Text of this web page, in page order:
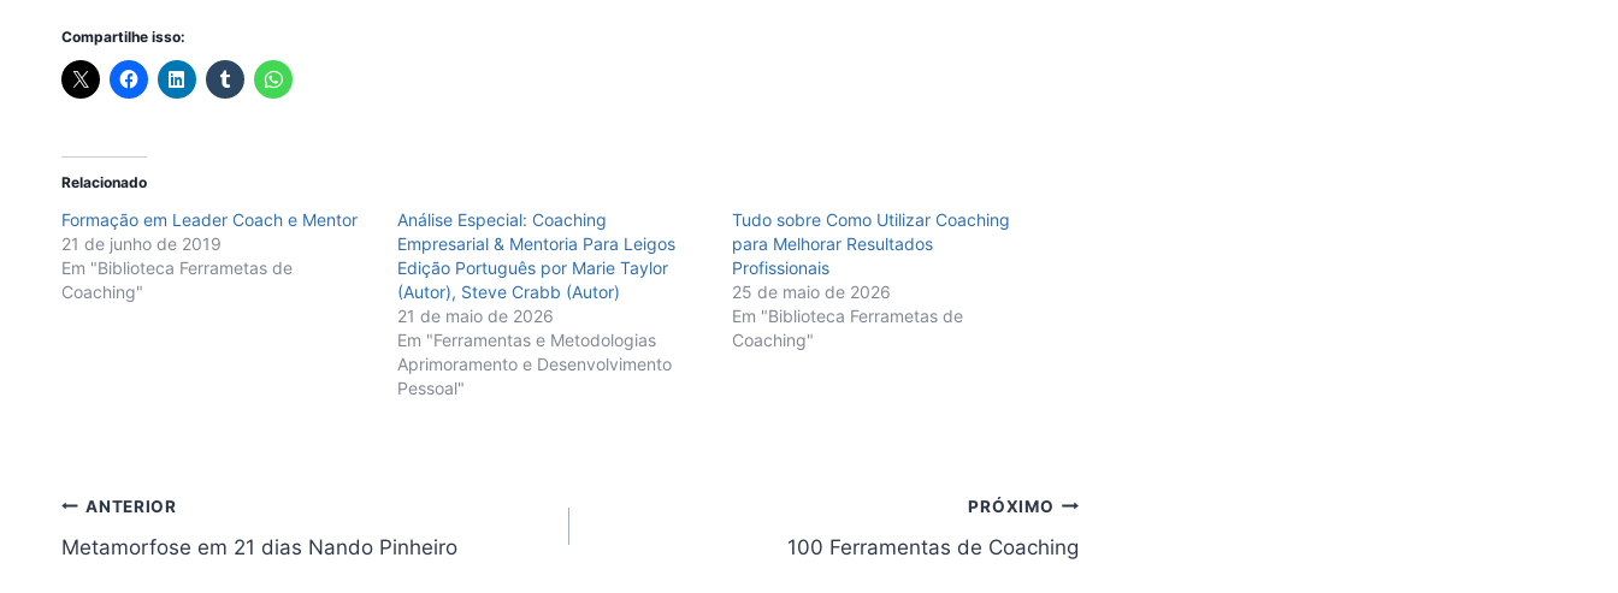
Compartilhe isso:
Relacionado
Formação em Leader Coach e Mentor
21 de junho de 2019
Em "Biblioteca Ferrametas de
Coaching"
Análise Especial: Coaching
Empresarial & Mentoria Para Leigos
Edição Português por Marie Taylor
(Autor), Steve Crabb (Autor)
21 de maio de 2026
Em "Ferramentas e Metodologias
Aprimoramento e Desenvolvimento
Pessoal"
Tudo sobre Como Utilizar Coaching
para Melhorar Resultados
Profissionais
25 de maio de 2026
Em "Biblioteca Ferrametas de
Coaching"
Navegação
de
ANTERIOR
Metamorfose em 21 dias Nando Pinheiro
PRÓXIMO
100 Ferramentas de Coaching